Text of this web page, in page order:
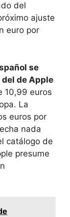
del
ajuste
euro por
se
de Apple
10,99 euros
La
euros por
nada
catálogo de
presume